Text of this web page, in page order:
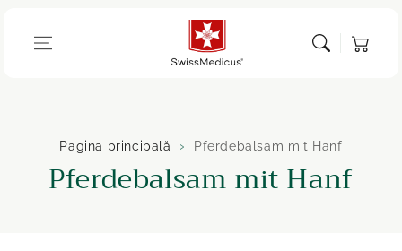
Pagina principală Pferdebalsam mit Hanf
C
Pferdebalsam mit Hanf